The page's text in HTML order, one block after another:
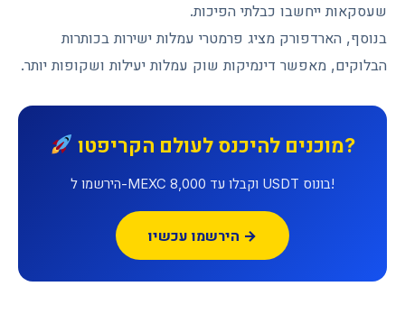
שעסקאות ייחשבו כבלתי הפיכות.
בנוסף, הארדפורק מציג פרמטרי עמלות ישירות בכותרות
הבלוקים, מאפשר דינמיקות שוק עמלות יעילות ושקופות יותר.
מוכנים להיכנס לעולם הקריפטו?
הירשמו ל-MEXC וקבלו עד 8,000 USDT בונוס!
הירשמו עכשיו →